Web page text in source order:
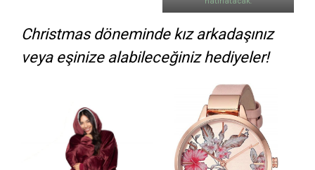
Christmas döneminde kız arkadaşınız
veya eşinize alabileceğiniz hediyeler!